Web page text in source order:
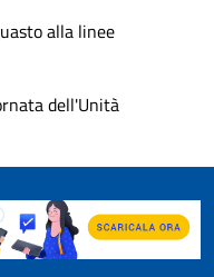
alla linee
dell'Unità